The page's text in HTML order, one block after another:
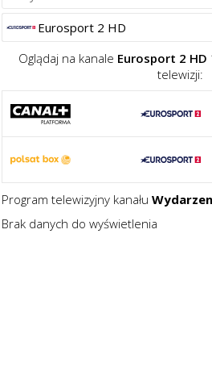
Eurosport 2 HD
Oglądaj na kanale Eurosport 2 HD
telewizji:
Program telewizyjny kanału
Brak danych do wyświetlenia